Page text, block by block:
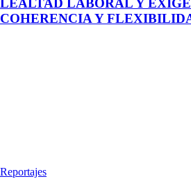
LEALTAD LABORAL Y
COHERENCIA Y
Reportajes